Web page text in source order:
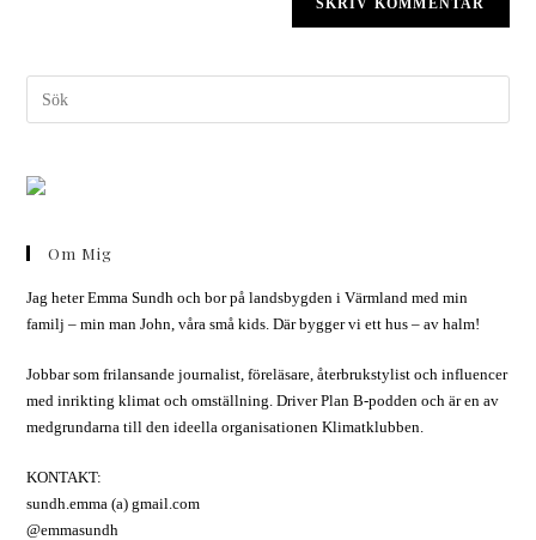
Om Mig
Jag heter Emma Sundh och bor på landsbygden i Värmland med min
familj – min man John, våra små kids. Där bygger vi ett hus – av halm!
Jobbar som frilansande journalist, föreläsare, återbrukstylist och influencer
med inrikting klimat och omställning. Driver Plan B-podden och är en av
medgrundarna till den ideella organisationen Klimatklubben.
KONTAKT:
sundh.emma (a) gmail.com
@emmasundh